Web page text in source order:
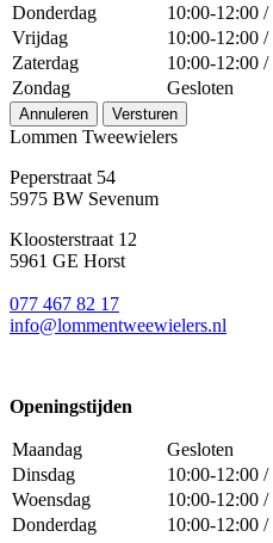
Donderdag
10:00-12:00
Vrijdag
10:00-12:00
Zaterdag
10:00-12:00
Zondag
Gesloten
Annuleren Versturen
Lommen Tweewielers
Peperstraat 54
5975 BW Sevenum
Kloosterstraat 12
5961 GE Horst
077 467 82 17
info@lommentweewielers.nl
Openingstijden
Maandag
Gesloten
Dinsdag
10:00-12:00
Woensdag
10:00-12:00
Donderdag
10:00-12:00